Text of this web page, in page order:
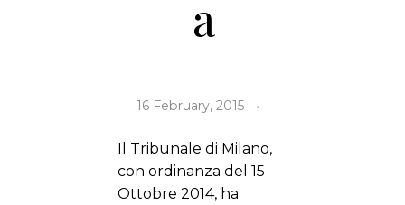
a
16 February, 2015
Il Tribunale di Milano,
con ordinanza del 15
Ottobre 2014, ha